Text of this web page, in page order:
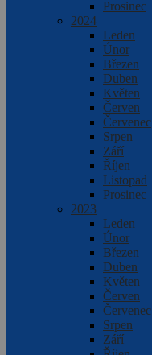
Prosinec
2024
Leden
Únor
Březen
Duben
Květen
Červen
Červenec
Srpen
Září
Říjen
Listopad
Prosinec
2023
Leden
Únor
Březen
Duben
Květen
Červen
Červenec
Srpen
Září